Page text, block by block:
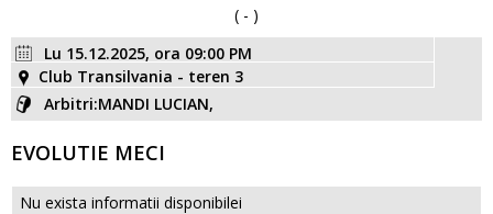
( - )
Lu 15.12.2025, ora 09:00 PM
Club Transilvania - teren 3
Arbitri:MANDI LUCIAN,
EVOLUTIE MECI
Nu exista informatii disponibilei